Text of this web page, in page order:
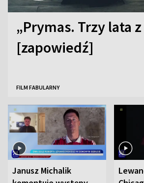
„Prymas. Trzy lata
[zapowiedź]
FILM FABULARNY
Janusz Michalik